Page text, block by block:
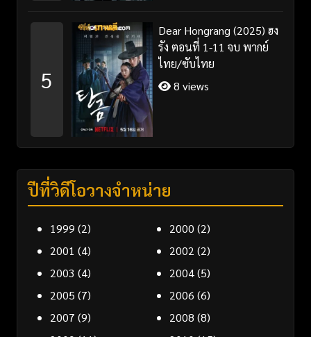
5
Dear Hongrang (2025) ฮง
รัง ตอนที่ 1-11 จบ พากย์
ไทย/ซับไทย
8 views
ปีที่วิดีโอวางจำหน่าย
1999 (2) 2000 (2)
2001 (4) 2002 (2)
2003 (4) 2004(5)
2005 (7) 2006 (6)
2007 (9) 2008 (8)